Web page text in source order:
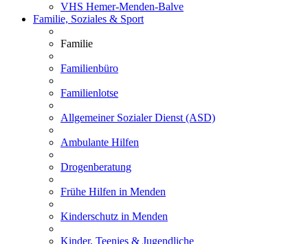
VHS Hemer-Menden-Balve
Familie, Soziales & Sport
Familie
Familienbüro
Familienlotse
Allgemeiner Sozialer Dienst (ASD)
Ambulante Hilfen
Drogenberatung
Frühe Hilfen in Menden
Kinderschutz in Menden
Kinder, Teenies & Jugendliche